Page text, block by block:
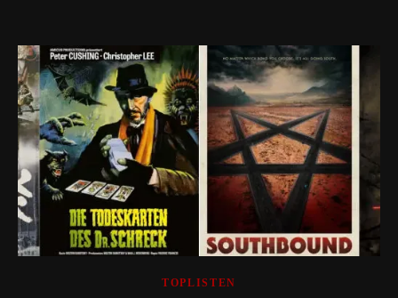
TOPLISTEN